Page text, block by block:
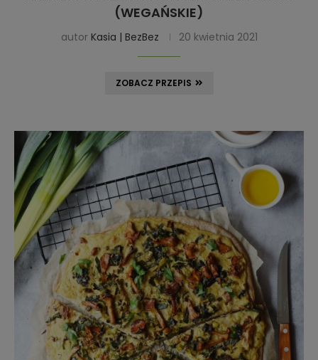
(WEGAŃSKIE)
autor Kasia | BezBez 20 kwietnia 2021
ZOBACZ PRZEPIS